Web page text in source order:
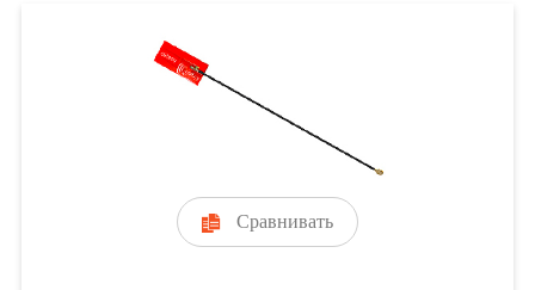
 Сравнивать